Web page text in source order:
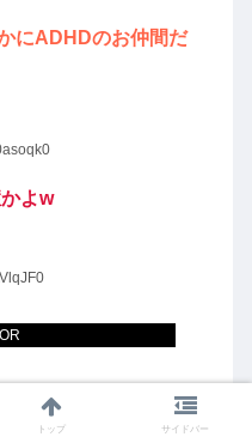
にADHDのお仲間だ
よw
トップ サイドバー